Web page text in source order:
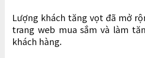
Lượng khách tăng vọt đã mở
trang web mua sắm và làm
khách hàng.